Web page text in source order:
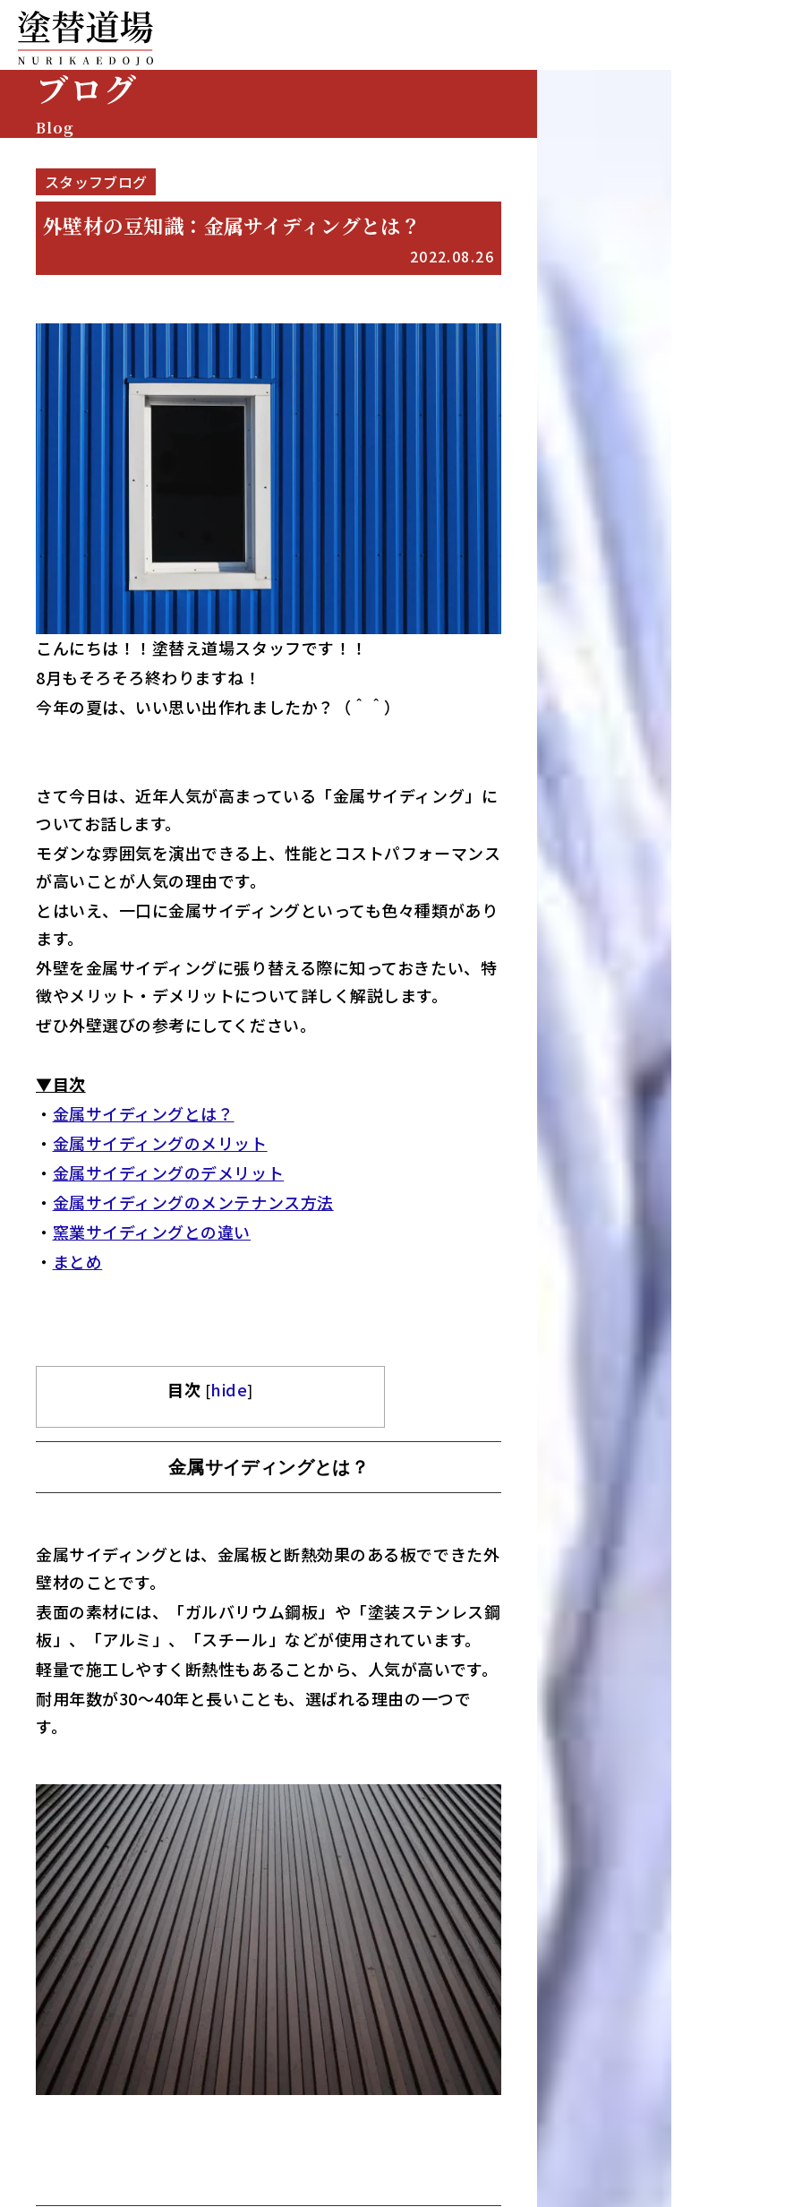
ブログ
Blog
スタッフブログ
外壁材の豆知識：金属サイディングとは？
2022.08.26
こんにちは！！塗替え道場スタッフです！！
8月もそろそろ終わりますね！
今年の夏は、いい思い出作れましたか？（＾＾）
さて今日は、近年人気が高まっている「金属サイディング」に
ついてお話します。
モダンな雰囲気を演出できる上、性能とコストパフォーマンス
が高いことが人気の理由です。
とはいえ、一口に金属サイディングといっても色々種類があり
ます。
外壁を金属サイディングに張り替える際に知っておきたい、特
徴やメリット・デメリットについて詳しく解説します。
ぜひ外壁選びの参考にしてください。
▼目次
・ 金属サイディングとは？
・ 金属サイディングのメリット
・ 金属サイディングのデメリット
・ 金属サイディングのメンテナンス方法
・ 窯業サイディングとの違い
・ まとめ
目次 [hide]
金属サイディングとは？
金属サイディングとは、金属板と断熱効果のある板でできた外
壁材のことです。
表面の素材には、「ガルバリウム鋼板」や「塗装ステンレス鋼
板」、「アルミ」、「スチール」などが使用されています。
軽量で施工しやすく断熱性もあることから、人気が高いです。
耐用年数が30～40年と長いことも、選ばれる理由の一つで
す。